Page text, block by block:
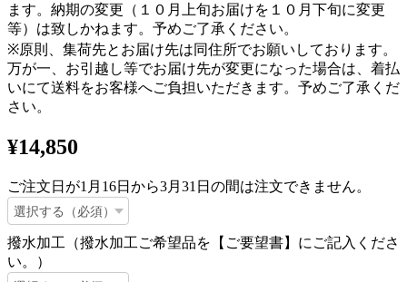
ます。納期の変更（１０月上旬お届けを１０月下旬に変更
等）は致しかねます。予めご了承ください。
※原則、集荷先とお届け先は同住所でお願いしております。
万が一、お引越し等でお届け先が変更になった場合は、着払
いにて送料をお客様へご負担いただきます。予めご了承くだ
さい。
¥14,850
ご注文日が1月16日から3月31日の間は注文できません。
撥水加工（撥水加工ご希望品を【ご要望書】にご記入くださ
い。）